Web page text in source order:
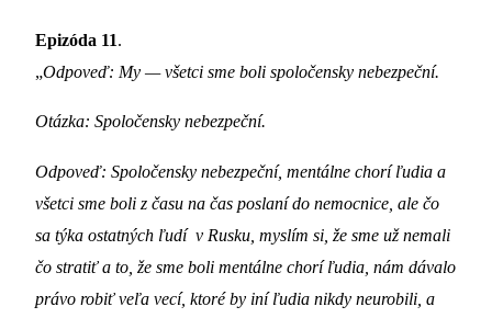
Epizóda 11.
„Odpoveď: My — všetci sme boli spoločensky nebezpeční.
Otázka: Spoločensky nebezpeční.
Odpoveď: Spoločensky nebezpeční, mentálne chorí ľudia a
všetci sme boli z času na čas poslaní do nemocnice, ale čo
sa týka ostatných ľudí v Rusku, myslím si, že sme už nemali
čo stratiť a to, že sme boli mentálne chorí ľudia, nám dávalo
právo robiť veľa vecí, ktoré by iní ľudia nikdy neurobili, a